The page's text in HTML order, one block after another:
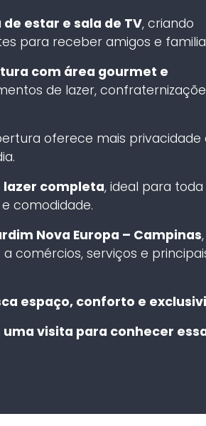
de estar e sala de TV, criando
para receber amigos e
com área gourmet e
de lazer,
oferece mais privacidade
lazer completa, ideal para toda
comodidade.
Nova Europa – Campinas
comércios, serviços e
espaço, conforto e
visita para conhecer